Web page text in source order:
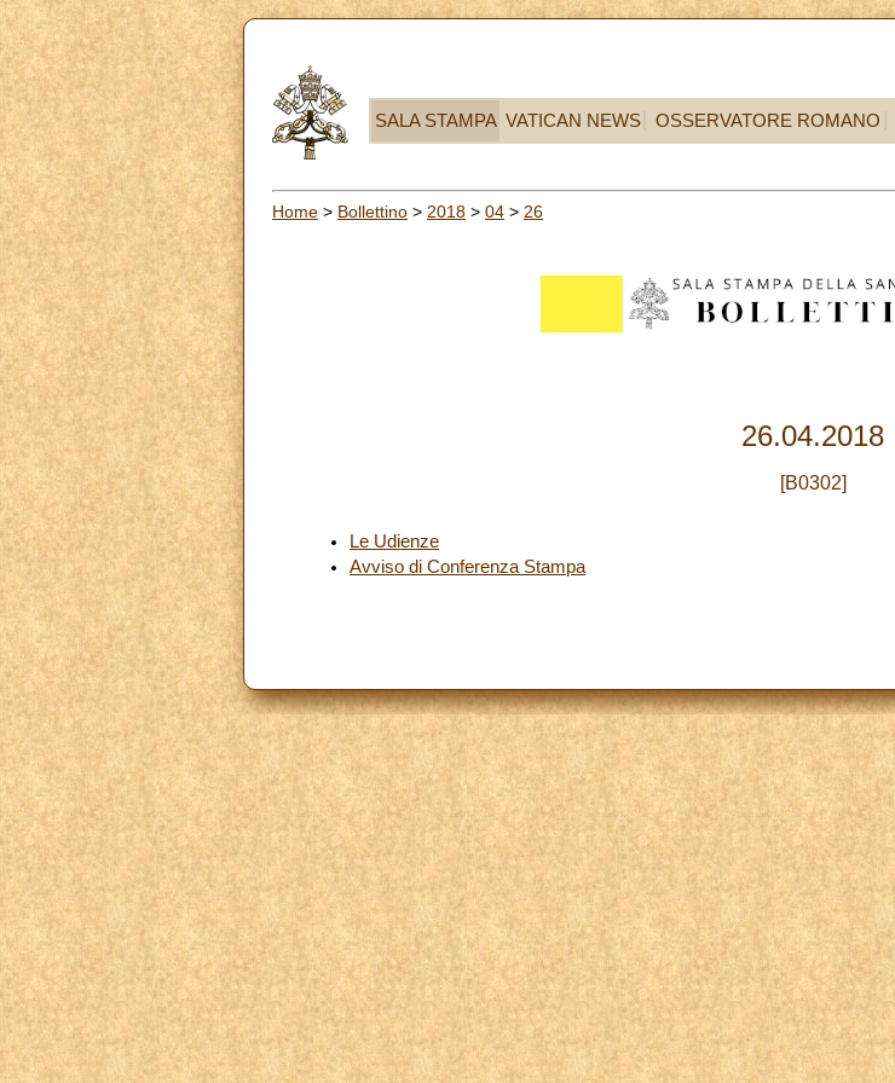
SALA STAMPA VATICAN NEWS OSSERVATORE ROMANO
Home > Bollettino > 2018 > 04 > 26
26.04.2018
[B0302]
Le Udienze
Avviso di Conferenza Stampa